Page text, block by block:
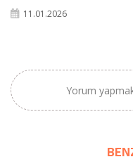
11.01.2026
Yorum